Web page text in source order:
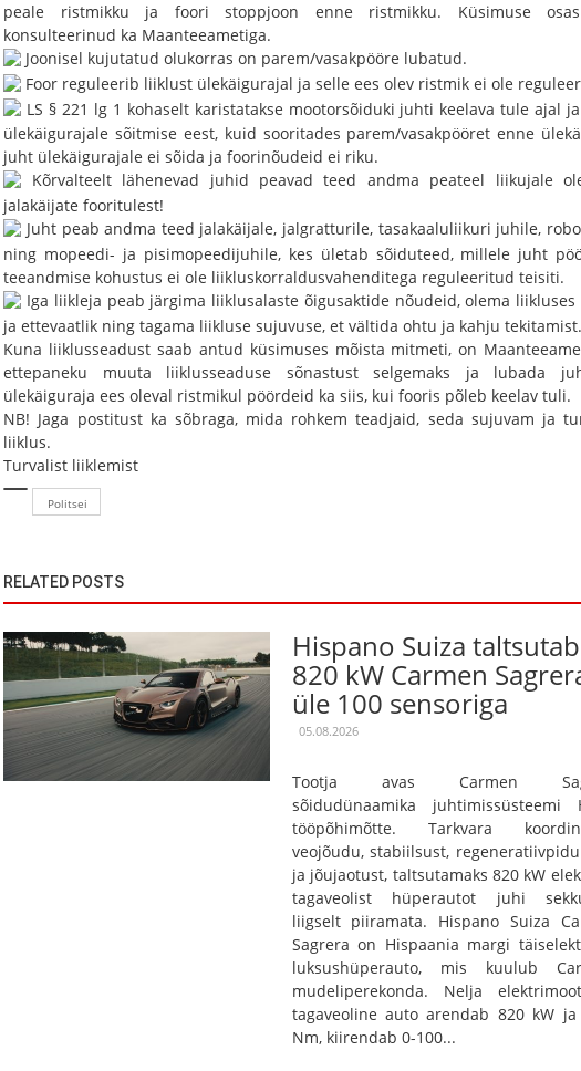
peale ristmikku ja foori stoppjoon enne ristmikku. Küsimuse
konsulteerinud ka Maanteeametiga.
Joonisel kujutatud olukorras on parem/vasakpööre lubatud.
Foor reguleerib liiklust ülekäigurajal ja selle ees olev ristmik ei ole
LS § 221 lg 1 kohaselt karistatakse mootorsõiduki juhti keelava tule ajal
ülekäigurajale sõitmise eest, kuid sooritades parem/vasakpööret enne
juht ülekäigurajale ei sõida ja foorinõudeid ei riku.
Kõrvalteelt lähenevad juhid peavad teed andma peateel liikujale
jalakäijate fooritulest!
Juht peab andma teed jalakäijale, jalgratturile, tasakaaluliikuri juhile,
ning mopeedi- ja pisimopeedijuhile, kes ületab sõiduteed, millele juht
teeandmise kohustus ei ole liikluskorraldusvahenditega reguleeritud teisiti.
Iga liikleja peab järgima liiklusalaste õigusaktide nõudeid, olema liikluses
ja ettevaatlik ning tagama liikluse sujuvuse, et vältida ohtu ja kahju tekitamist.
Kuna liiklusseadust saab antud küsimuses mõista mitmeti, on
ettepaneku muuta liiklusseaduse sõnastust selgemaks ja lubada
ülekäiguraja ees oleval ristmikul pöördeid ka siis, kui fooris põleb keelav tuli.
NB! Jaga postitust ka sõbraga, mida rohkem teadjaid, seda sujuvam ja
liiklus.
Turvalist liiklemist
Politsei
RELATED POSTS
Hispano Suiza taltsutab
820 kW Carmen
üle 100 sensoriga
05.08.2026
Tootja avas Carmen
sõidudünaamika juhtimissüsteemi
tööpõhimõtte. Tarkvara
veojõudu, stabiilsust,
ja jõujaotust, taltsutamaks 820 kW
tagaveolist hüperautot juhi
liigselt piiramata. Hispano Suiza
Sagrera on Hispaania margi
luksushüperauto, mis kuulub
mudeliperekonda. Nelja
tagaveoline auto arendab 820 kW ja
Nm, kiirendab 0-100...